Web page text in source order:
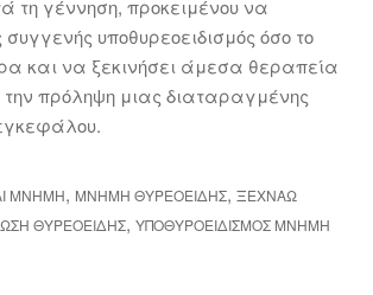
τη γέννηση, προκειμένου να
συγγενής υποθυρεοειδισμός όσο το
και να ξεκινήσει άμεσα θεραπεία
την πρόληψη μιας διαταραγμένης
ΜΝΉΜΗ, ΜΝΉΜΗ ΘΥΡΕΟΕΙΔΉΣ, ΞΕΧΝΆΩ
ΘΥΡΕΟΕΙΔΉΣ, ΥΠΟΘΥΡΟΕΙΔΙΣΜΌΣ ΜΝΉΜΗ